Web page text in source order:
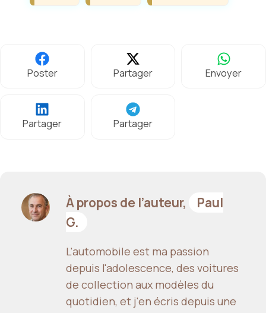
Poster Partager Envoyer
Partager Partager
À propos de l’auteur,
Paul
G.
L'automobile est ma passion
depuis l'adolescence, des voitures
de collection aux modèles du
quotidien, et j'en écris depuis une